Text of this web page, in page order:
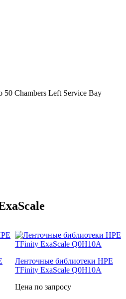
Chambers Left Service Bay
Ленточные библиотеки HPE
TFinity ExaScale Q0H10A
Цена по запросу